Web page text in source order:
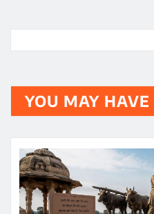
YOU MAY HAVE